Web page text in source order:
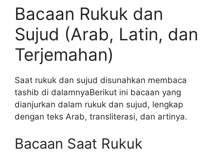
Bacaan Rukuk dan
Sujud (Arab, Latin, dan
Terjemahan)
Saat rukuk dan sujud disunahkan membaca
tashib di dalamnyaBerikut ini bacaan yang
dianjurkan dalam rukuk dan sujud, lengkap
dengan teks Arab, transliterasi, dan artinya.
Bacaan Saat Rukuk